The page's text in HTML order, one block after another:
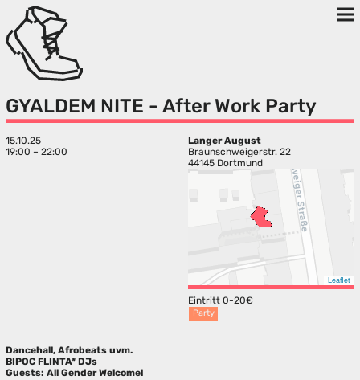
GYALDEM NITE - After Work Party
15.10.25
19:00 – 22:00
Langer August
Braunschweigerstr. 22
44145 Dortmund
Leaflet
Eintritt 0-20€
Party
Dancehall, Afrobeats uvm.
BIPOC FLINTA* DJs
Guests: All Gender Welcome!